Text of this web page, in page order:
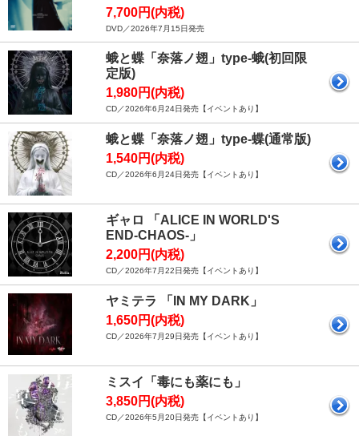
7,700円(内税)
DVD／2026年7月15日発売
蛾と蝶「奈落ノ翅」type-蛾(初回限
定版)
1,980円(内税)
CD／2026年6月24日発売【イベントあり】
蛾と蝶「奈落ノ翅」type-蝶(通常版)
1,540円(内税)
CD／2026年6月24日発売【イベントあり】
ギャロ 「ALICE IN WORLD'S
END-CHAOS-」
2,200円(内税)
CD／2026年7月22日発売【イベントあり】
ヤミテラ 「IN MY DARK」
1,650円(内税)
CD／2026年7月29日発売【イベントあり】
ミスイ「毒にも薬にも」
3,850円(内税)
CD／2026年5月20日発売【イベントあり】